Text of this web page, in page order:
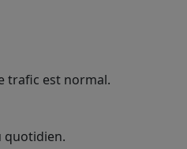
trafic est normal.
quotidien.